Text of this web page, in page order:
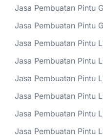
Jasa Pembuatan Pintu
Jasa Pembuatan Pintu
Jasa Pembuatan Pintu
Jasa Pembuatan Pintu
Jasa Pembuatan Pintu
Jasa Pembuatan Pintu
Jasa Pembuatan Pintu
Jasa Pembuatan Pintu